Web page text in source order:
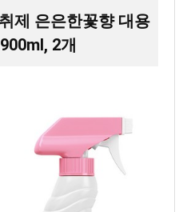
제 은은한꽃향 대용
2개